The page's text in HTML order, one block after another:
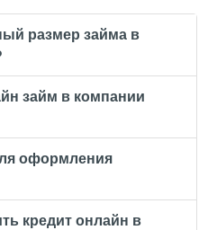
размер займа в
займ в компании
оформления
кредит онлайн в